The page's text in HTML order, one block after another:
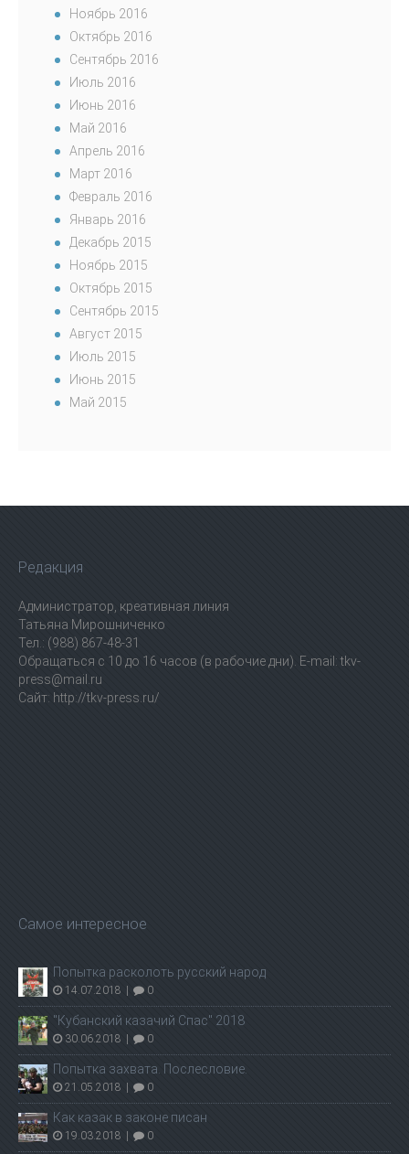
Ноябрь 2016
Октябрь 2016
Сентябрь 2016
Июль 2016
Июнь 2016
Май 2016
Апрель 2016
Март 2016
Февраль 2016
Январь 2016
Декабрь 2015
Ноябрь 2015
Октябрь 2015
Сентябрь 2015
Август 2015
Июль 2015
Июнь 2015
Май 2015
Редакция
Администратор, креативная линия
Татьяна Мирошниченко
Тел.: (988) 867-48-31
Обращаться с 10 до 16 часов (в рабочие дни). E-mail: tkv-
press@mail.ru
Сайт: http://tkv-press.ru/
Самое интересное
Попытка расколоть русский народ
14.07.2018 0
"Кубанский казачий Спас" 2018
30.06.2018 0
Попытка захвата. Послесловие.
21.05.2018 0
Как казак в законе писан
19.03.2018 0